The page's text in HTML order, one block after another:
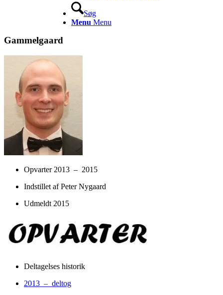
Søg
Menu Menu
Gammelgaard
Opvarter 2013 – 2015
Indstillet af Peter Nygaard
Udmeldt 2015
Deltagelses historik
2013 – deltog